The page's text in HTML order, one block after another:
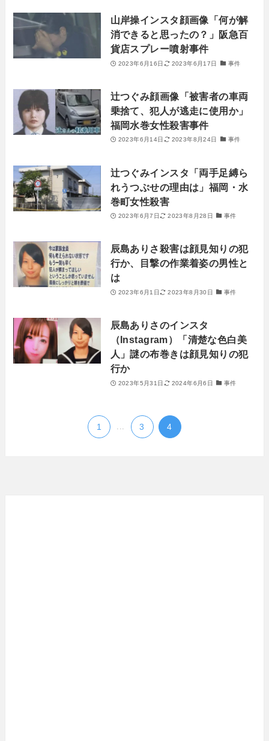
山岸操インスタ顔画像「何が解
消できると思ったの？」阪急百
貨店スプレー噴射事件
2023年6月16日 2023年6月17日 事件
辻つぐみ顔画像「被害者の車両
乗捨て、犯人が逃走に使用か」
福岡水巻女性殺害事件
2023年6月14日 2023年8月24日 事件
辻つぐみインスタ「両手足縛ら
れうつぶせの理由は」福岡・水
巻町女性殺害
2023年6月7日 2023年8月28日 事件
辰島ありさ殺害は顔見知りの犯
行か、目撃の作業着姿の男性と
は
2023年6月1日 2023年8月30日 事件
辰島ありさのインスタ
（Instagram）「清楚な色白美
人」謎の布巻きは顔見知りの犯
行か
2023年5月31日 2024年6月6日 事件
1 3 4